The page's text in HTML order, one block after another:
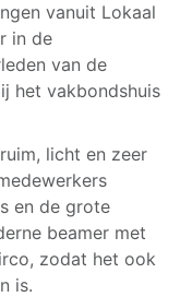
vanuit Lokaal
in de
van de
het vakbondshuis
licht en zeer
en de grote
beamer met
zodat het ook
is.